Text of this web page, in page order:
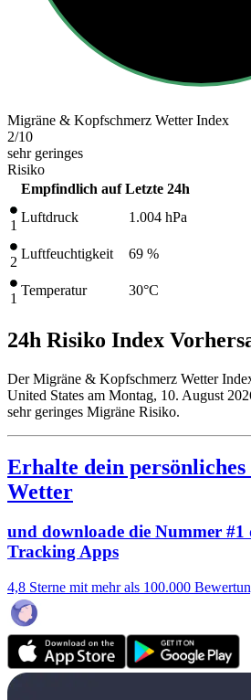
Migräne & Kopfschmerz Wetter Index
2/10
sehr geringes
Risiko
Empfindlich auf Letzte 24h
1
Luftdruck 1.004 hPa
2
Luftfeuchtigkeit 69 %
1
Temperatur 30°C
24h Risiko Index
Der Migräne & Kopfschmerz Wetter
United States am Montag, 10. August
sehr geringes Migräne Risiko.
Erhalte dein
Wetter
und downloade die Nummer
Tracking Apps
4,8 Sterne mit mehr als 100.000